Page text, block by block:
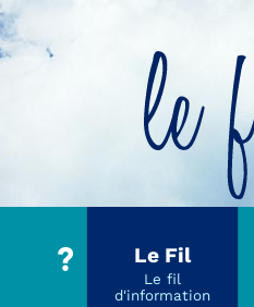
Le Fil